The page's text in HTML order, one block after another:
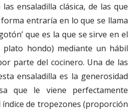
ensaladilla clásica, de las que
entraría en lo que se llama
que es la que se sirve en el
hondo) mediante un hábil
parte del cocinero. Una de las
ensaladilla es la generosidad
que le viene perfectamente
índice de tropezones (proporción